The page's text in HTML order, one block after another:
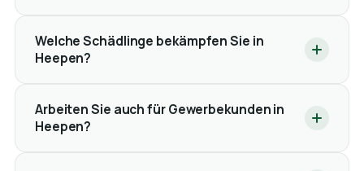
Welche Schädlinge bekämpfen Sie in
Heepen?
Arbeiten Sie auch für Gewerbekunden in
Heepen?